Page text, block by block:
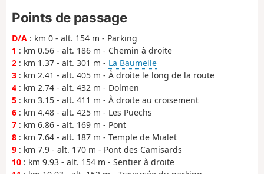
Points de passage
D/A : km 0 - alt. 154 m - Parking
1 : km 0.56 - alt. 186 m - Chemin à droite
2 : km 1.37 - alt. 301 m - La Baumelle
3 : km 2.41 - alt. 405 m - À droite le long de la route
4 : km 2.74 - alt. 432 m - Dolmen
5 : km 3.15 - alt. 411 m - À droite au croisement
6 : km 4.48 - alt. 425 m - Les Puechs
7 : km 6.86 - alt. 169 m - Pont
8 : km 7.64 - alt. 187 m - Temple de Mialet
9 : km 7.9 - alt. 170 m - Pont des Camisards
10 : km 9.93 - alt. 154 m - Sentier à droite